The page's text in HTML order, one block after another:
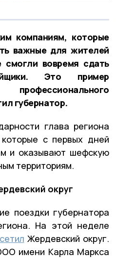
компаниям, которые
важные для жителей
вовремя сдать
Это пример
губернатор.
глава региона
с первых дней
и оказывают шефскую
территориям.
округ
поездки губернатора
На этой неделе
Жердевский округ.
имени Карла Маркса